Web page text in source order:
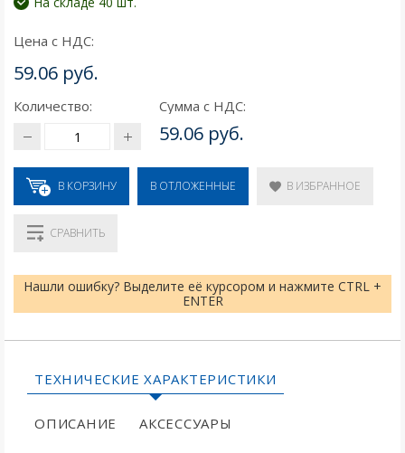
Цена с НДС:
59.06 руб.
Количество: Сумма с НДС:
59.06 руб.
В КОРЗИНУ В ОТЛОЖЕННЫЕ В ИЗБРАННОЕ
СРАВНИТЬ
Нашли ошибку? Выделите её курсором и нажмите CTRL +
ENTER
ТЕХНИЧЕСКИЕ ХАРАКТЕРИСТИКИ
ОПИСАНИЕ АКСЕССУАРЫ